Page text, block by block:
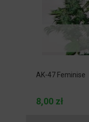
AK-47 Feminise
8,00 zł